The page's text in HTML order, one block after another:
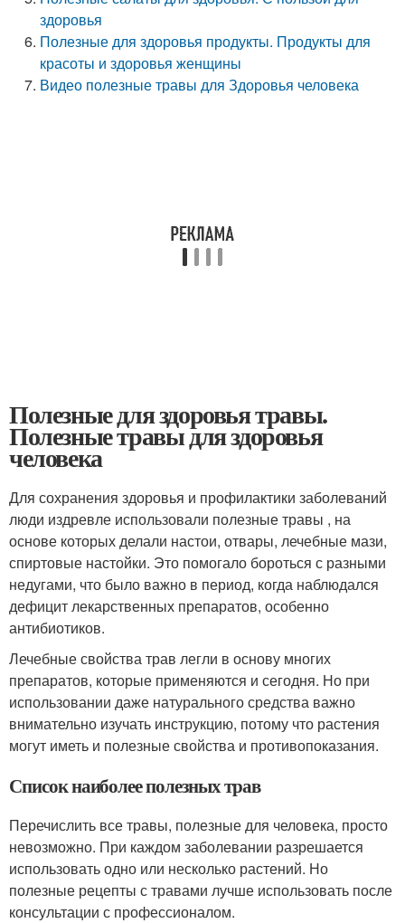
здоровья
Полезные для здоровья продукты. Продукты для
красоты и здоровья женщины
Видео полезные травы для Здоровья человека
Полезные для здоровья травы.
Полезные травы для здоровья
человека
Для сохранения здоровья и профилактики заболеваний
люди издревле использовали полезные травы , на
основе которых делали настои, отвары, лечебные мази,
спиртовые настойки. Это помогало бороться с разными
недугами, что было важно в период, когда наблюдался
дефицит лекарственных препаратов, особенно
антибиотиков.
Лечебные свойства трав легли в основу многих
препаратов, которые применяются и сегодня. Но при
использовании даже натурального средства важно
внимательно изучать инструкцию, потому что растения
могут иметь и полезные свойства и противопоказания.
Список наиболее полезных трав
Перечислить все травы, полезные для человека, просто
невозможно. При каждом заболевании разрешается
использовать одно или несколько растений. Но
полезные рецепты с травами лучше использовать после
консультации с профессионалом.